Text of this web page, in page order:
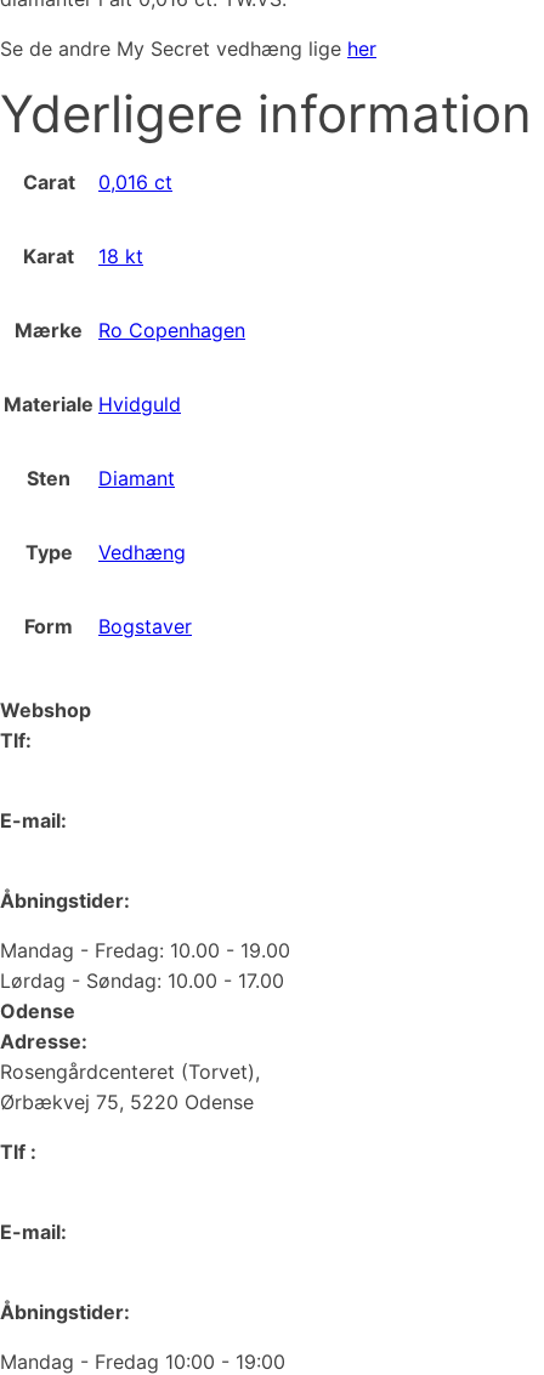
Se de andre My Secret vedhæng lige her
Yderligere information
Carat 0,016 ct
Karat 18 kt
Mærke Ro Copenhagen
Materiale Hvidguld
Sten Diamant
Type Vedhæng
Form Bogstaver
Webshop
Tlf:
E-mail:
Åbningstider:
Mandag - Fredag: 10.00 - 19.00
Lørdag - Søndag: 10.00 - 17.00
Odense
Adresse:
Rosengårdcenteret (Torvet),
Ørbækvej 75, 5220 Odense
Tlf :
E-mail:
Åbningstider:
Mandag - Fredag 10:00 - 19:00